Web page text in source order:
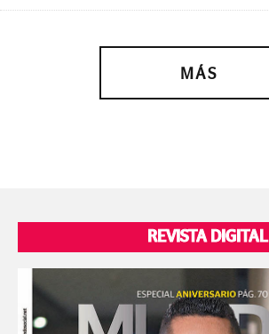
MÁS
REVISTA DIGITAL